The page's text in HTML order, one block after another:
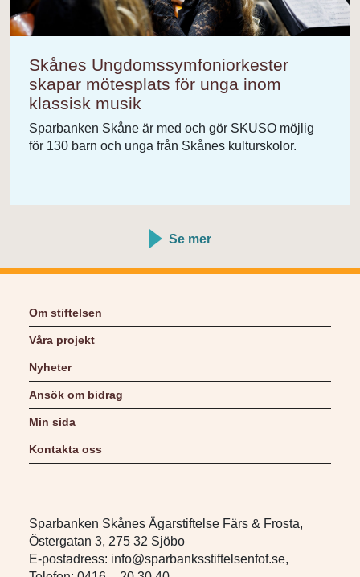
Skånes Ungdomssymfoniorkester
skapar mötesplats för unga inom
klassisk musik
Sparbanken Skåne är med och gör SKUSO möjlig
för 130 barn och unga från Skånes kulturskolor.
Se mer
Om stiftelsen
Våra projekt
Nyheter
Ansök om bidrag
Min sida
Kontakta oss
Sparbanken Skånes Ägarstiftelse Färs & Frosta,
Östergatan 3, 275 32 Sjöbo
E-postadress: info@sparbanksstiftelsenfof.se,